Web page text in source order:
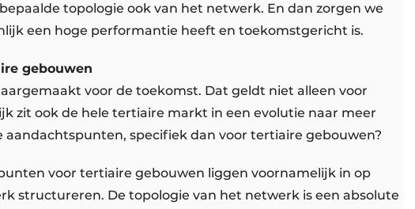
topologie ook van het netwerk. En dan zorgen we
een hoge performantie heeft en toekomstgericht is.
gebouwen
voor de toekomst. Dat geldt niet alleen voor
zit ook de hele tertiaire markt in een evolutie naar meer
specifiek dan voor tertiaire gebouwen?
voor tertiaire gebouwen liggen voornamelijk in op
structureren. De topologie van het netwerk is een absolute